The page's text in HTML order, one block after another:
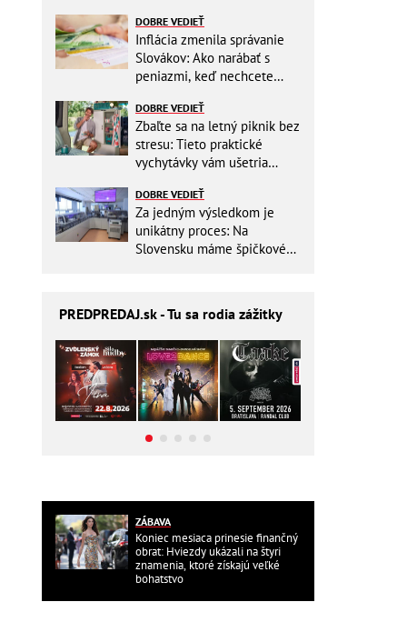
DOBRE VEDIEŤ
Inflácia zmenila správanie
Slovákov: Ako narábať s
peniazmi, keď nechcete
DOBRE VEDIEŤ
Zbaľte sa na letný piknik bez
stresu: Tieto praktické
vychytávky vám ušetria
DOBRE VEDIEŤ
Za jedným výsledkom je
unikátny proces: Na
Slovensku máme špičkové
PREDPREDAJ.sk - Tu sa rodia zážitky
ZÁBAVA
Koniec mesiaca prinesie finančný
obrat: Hviezdy ukázali na štyri
znamenia, ktoré získajú veľké
bohatstvo